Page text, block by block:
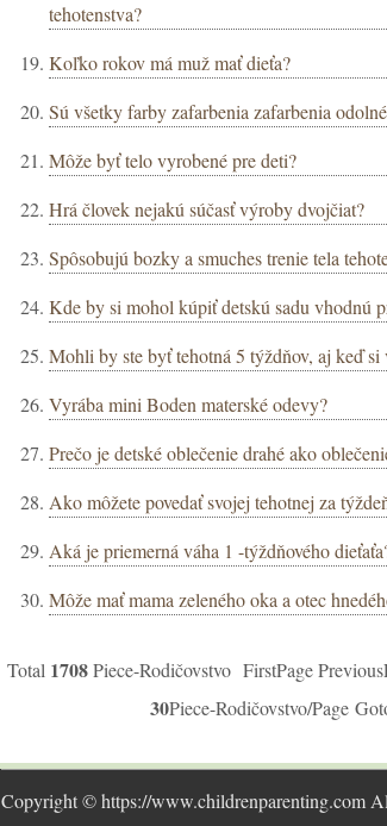
tehotenstva?
Koľko rokov má muž mať dieťa?
Sú všetky farby zafarbenia zafarbenia
Môže byť telo vyrobené pre deti?
Hrá človek nejakú súčasť výroby dvojčiat?
Spôsobujú bozky a smuches trenie tela
Kde by si mohol kúpiť detskú sadu vhodnú
Mohli by ste byť tehotná 5 týždňov, aj keď si
Vyrába mini Boden materské odevy?
Prečo je detské oblečenie drahé ako
Ako môžete povedať svojej tehotnej za
Aká je priemerná váha 1 -týždňového
Môže mať mama zeleného oka a otec
Total 1708Piece-Rodičovstvo FirstPage
30Piece-Rodičovstvo/Page
Copyright © https://www.childrenparenting.com